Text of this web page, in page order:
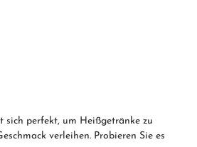
sich perfekt, um Heißgetränke zu
verleihen. Probieren Sie es